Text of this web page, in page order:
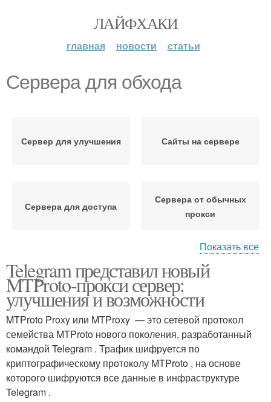
ЛАЙФХАКИ
главная новости статьи
Сервера для обхода
Сервер для улучшения Сайты на сервере
Сервера для доступа
Сервера от обычных
прокси
Сервер для обхода
Показать все
Telegram представил новый
MTProto-прокси сервер:
улучшения и возможности
MTProto Proxy или MTProxy — это сетевой протокол
семейства MTProto нового поколения, разработанный
командой Telegram . Трафик шифруется по
криптографическому протоколу MTProto , на основе
которого шифруются все данные в инфраструктуре
Telegram .